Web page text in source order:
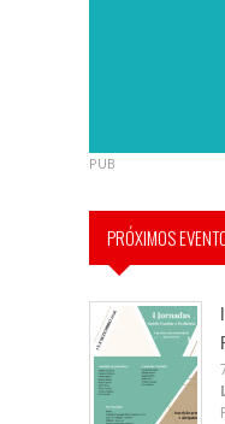
PUB
PRÓXIMOS